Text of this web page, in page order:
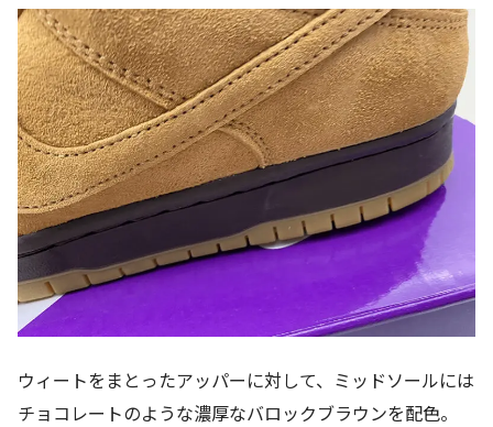
ウィートをまとったアッパーに対して、ミッドソールには
チョコレートのような濃厚なバロックブラウンを配色。